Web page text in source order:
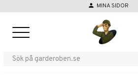
person MINA SIDOR